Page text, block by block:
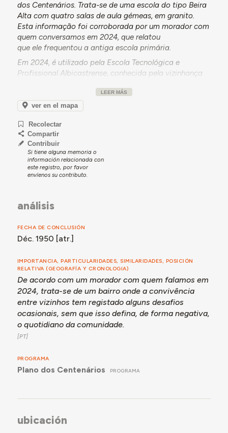
dos Centenários. Trata-se de uma escola do tipo Beira
Alta com quatro salas de aula gémeas, em granito.
Esta informação foi corroborada por um morador com
quem conversamos em 2024, que relatou
que ele frequentou a antiga escola primária.
Em 2024, é utilizado pela Escola Tecnológica e
Profissional Albicastrense, conhecida pela vizinhança
Para mais detalhes, consultar a secção Momentos-
chave abaixo.
Para o registo pormenorizado dos testemunhos
recolhidos sobre a experiência e memórias de uso
deste edifício, consultar a secção Documentação,
LEER MÁS
ver en el mapa
Recolectar
Compartir
Contribuir
Si tiene alguna memoria o
información relacionada con
este registro, por favor
envíenos su contributo.
análisis
FECHA DE CONCLUSIÓN
Déc. 1950 [atr.]
IMPORTANCIA, PARTICULARIDADES, SIMILARIDADES, POSICIÓN
RELATIVA (GEOGRAFÍA Y CRONOLOGIA)
De acordo com um morador com quem falamos em
2024, trata-se de um bairro onde a convivência
entre vizinhos tem registado alguns desafios
ocasionais, sem que isso defina, de forma negativa,
o quotidiano da comunidade.
PROGRAMA
Plano dos Centenários PROGRAMA
ubicación